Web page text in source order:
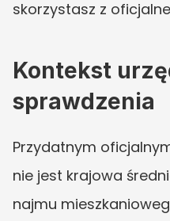
skorzystasz z
Kontekst
sprawdzenia
Przydatnym
nie jest krajowa
najmu